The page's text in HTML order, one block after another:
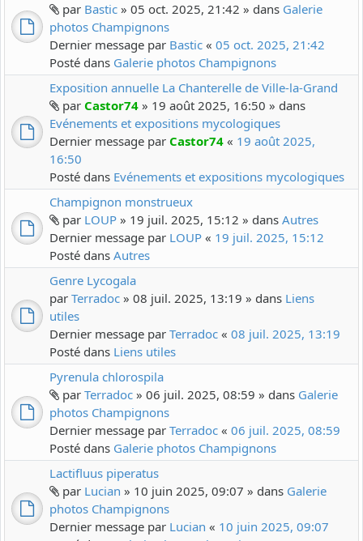
par Bastic » 05 oct. 2025, 21:42 » dans Galerie
photos Champignons
Dernier message par Bastic « 05 oct. 2025, 21:42
Posté dans Galerie photos Champignons
Exposition annuelle La Chanterelle de Ville-la-Grand
par Castor74 » 19 août 2025, 16:50 » dans
Evénements et expositions mycologiques
Dernier message par Castor74 « 19 août 2025,
16:50
Posté dans Evénements et expositions mycologiques
Champignon monstrueux
par LOUP » 19 juil. 2025, 15:12 » dans Autres
Dernier message par LOUP « 19 juil. 2025, 15:12
Posté dans Autres
Genre Lycogala
par Terradoc » 08 juil. 2025, 13:19 » dans Liens
utiles
Dernier message par Terradoc « 08 juil. 2025, 13:19
Posté dans Liens utiles
Pyrenula chlorospila
par Terradoc » 06 juil. 2025, 08:59 » dans Galerie
photos Champignons
Dernier message par Terradoc « 06 juil. 2025, 08:59
Posté dans Galerie photos Champignons
Lactifluus piperatus
par Lucian » 10 juin 2025, 09:07 » dans Galerie
photos Champignons
Dernier message par Lucian « 10 juin 2025, 09:07